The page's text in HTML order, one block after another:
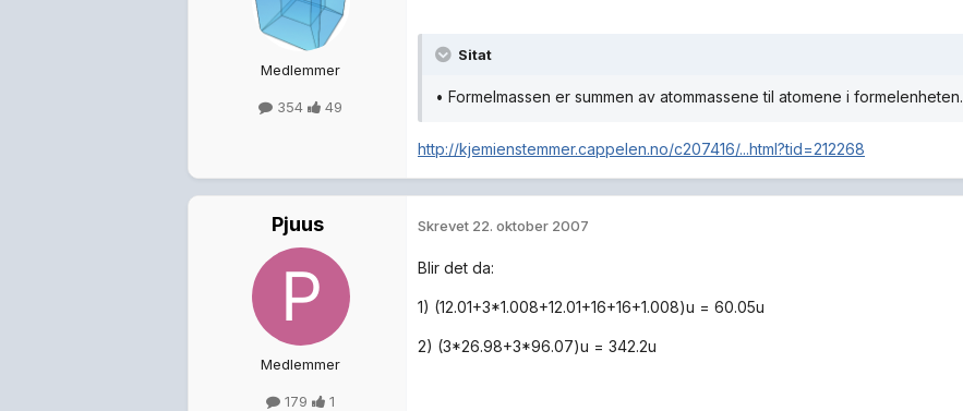
Medlemmer
354 49
Sitat
• Formelmassen er summen av atommassene til atomene i formel­enheten.
http://kjemienstemmer.cappelen.no/c207416/...html?tid=212268
Pjuus
Medlemmer
179 1
Skrevet 22. oktober 2007
Blir det da:
1) (12.01+3*1.008+12.01+16+16+1.008)u = 60.05u
2) (3*26.98+3*96.07)u = 342.2u